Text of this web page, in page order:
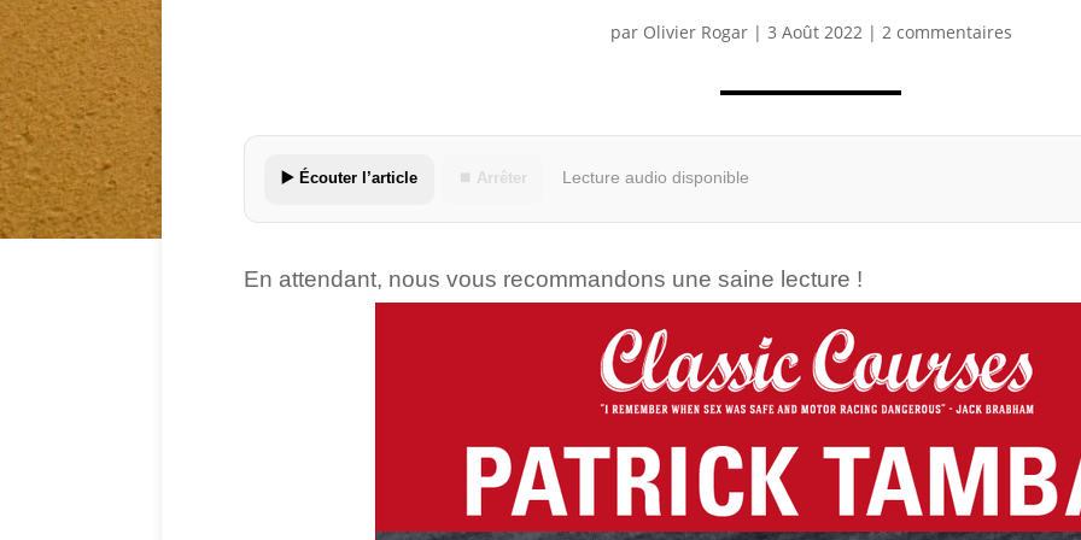
par Olivier Rogar| 3 Août 2022 | 2 commentaires
▶️ Écouter l’article ⏹ Arrêter Lecture audio disponible
En attendant, nous vous recommandons une saine lecture !